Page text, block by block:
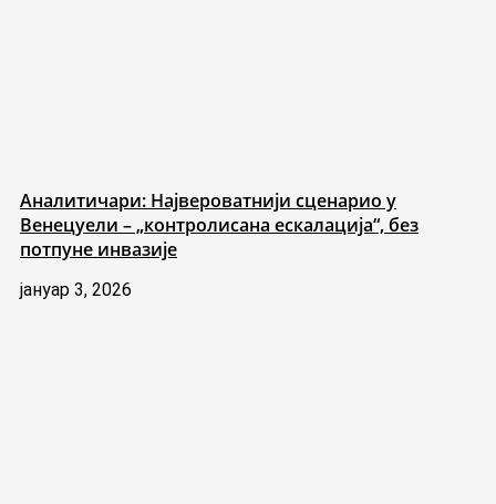
Аналитичари: Највероватнији сценарио у
Венецуели – „контролисана ескалација“, без
потпуне инвазије
јануар 3, 2026